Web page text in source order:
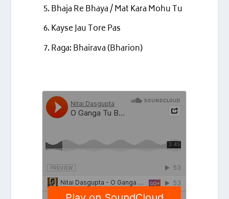
Bhaja Re Bhaya / Mat Kara Mohu Tu
Kayse Jau Tore Pas
Raga: Bhairava (Bharion)